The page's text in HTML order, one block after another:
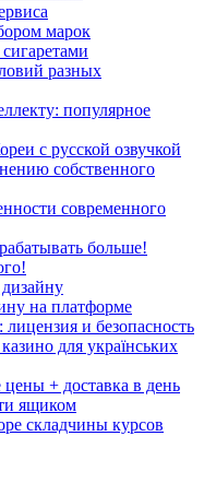
марок
разных
популярное
с русской озвучкой
собственного
современного
больше!
на платформе
и безопасность
для українських
+ доставка в день
ящиком
складчины курсов